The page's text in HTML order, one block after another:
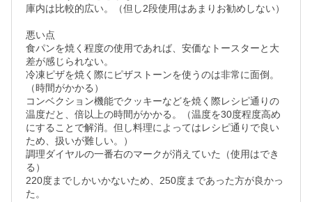
庫内は比較的広い。（但し2段使用はあまりお勧めしない）
悪い点
食パンを焼く程度の使用であれば、安価なトースターと大
差が感じられない。
冷凍ピザを焼く際にピザストーンを使うのは非常に面倒。
（時間がかかる）
コンベクション機能でクッキーなどを焼く際レシピ通りの
温度だと、倍以上の時間がかかる。（温度を30度程度高め
にすることで解消。但し料理によってはレシピ通りで良い
ため、扱いが難しい。）
調理ダイヤルの一番右のマークが消えていた（使用はでき
る）
220度までしかいかないため、250度まであった方が良かっ
た。